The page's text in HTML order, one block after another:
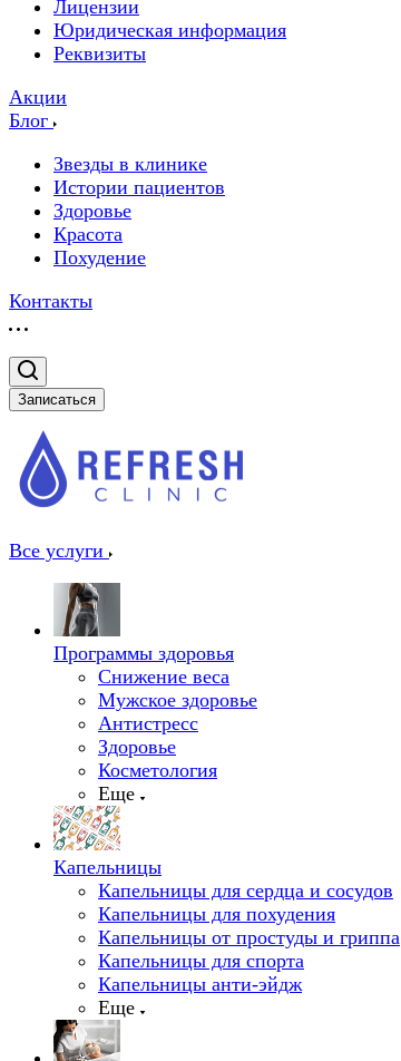
Лицензии
Юридическая информация
Реквизиты
Акции
Блог
Звезды в клинике
Истории пациентов
Здоровье
Красота
Похудение
Контакты
Записаться
Все услуги
Программы здоровья
Снижение веса
Мужское здоровье
Антистресс
Здоровье
Косметология
Еще
Капельницы
Капельницы для сердца и сосудов
Капельницы для похудения
Капельницы от простуды и гриппа
Капельницы для спорта
Капельницы анти-эйдж
Еще